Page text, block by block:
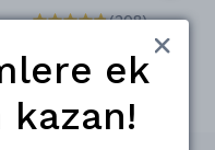
(208)
₺ 545.00 ₺ 436.00
ek
kazan!